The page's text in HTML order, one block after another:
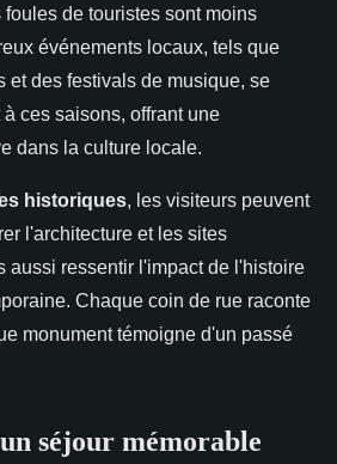
de touristes sont moins
événements locaux, tels que
et des festivals de musique, se
ces saisons, offrant une
dans la culture locale.
historiques, les visiteurs peuvent
l'architecture et les sites
aussi ressentir l'impact de l'histoire
Chaque coin de rue raconte
monument témoigne d'un passé
séjour mémorable